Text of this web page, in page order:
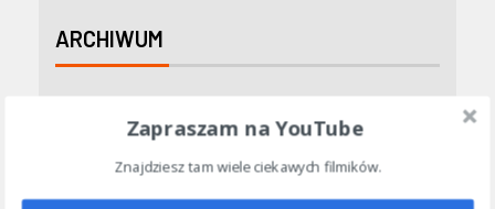
ARCHIWUM
Zapraszam na YouTube
Znajdziesz tam wiele ciekawych filmików.